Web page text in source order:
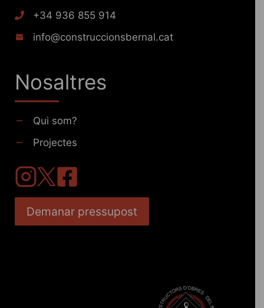
+34 936 855 914
info@construccionsbernal.cat
Nosaltres
Qui som?
Projectes
Demanar pressupost